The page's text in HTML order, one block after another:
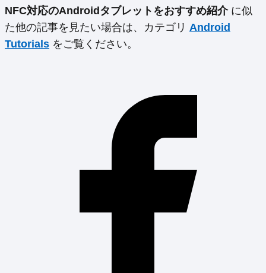
NFC対応のAndroidタブレットをおすすめ紹介に似
た他の記事を見たい場合は、カテゴリ Android
Tutorials をご覧ください。